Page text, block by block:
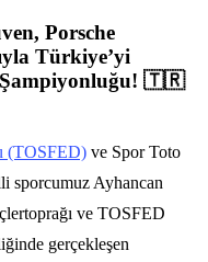
, Porsche
Türkiye’yi
Şampiyonluğu! 🇹🇷
(TOSFED) ve Spor Toto
sporcumuz Ayhancan
ve TOSFED
gerçekleşen